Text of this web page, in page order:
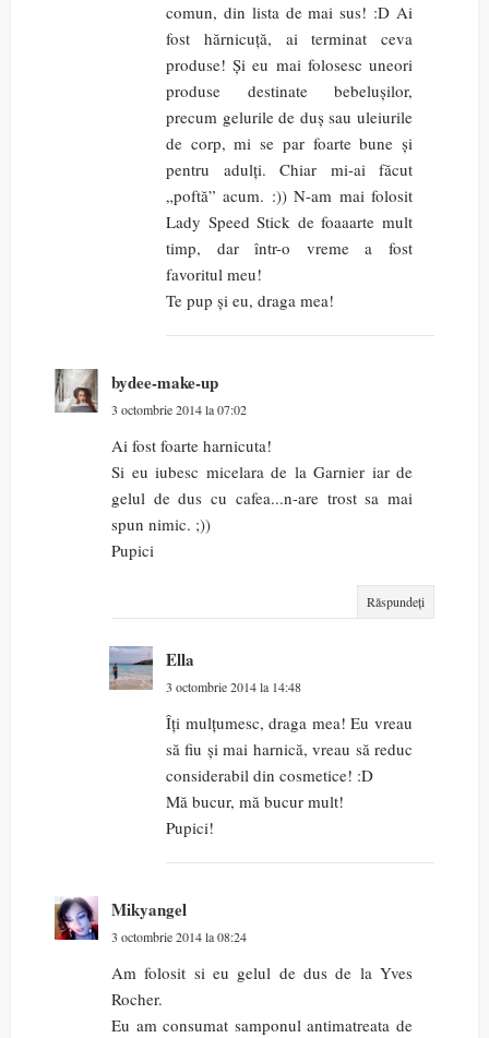
comun, din lista de mai sus! :D Ai
fost hărnicuță, ai terminat ceva
produse! Și eu mai folosesc uneori
produse destinate bebelușilor,
precum gelurile de duș sau uleiurile
de corp, mi se par foarte bune și
pentru adulți. Chiar mi-ai făcut
„poftă” acum. :)) N-am mai folosit
Lady Speed Stick de foaaarte mult
timp, dar într-o vreme a fost
favoritul meu!
Te pup și eu, draga mea!
bydee-make-up
3 octombrie 2014 la 07:02
Ai fost foarte harnicuta!
Si eu iubesc micelara de la Garnier iar de
gelul de dus cu cafea...n-are trost sa mai
spun nimic. ;))
Pupici
Răspundeți
Ella
3 octombrie 2014 la 14:48
Îți mulțumesc, draga mea! Eu vreau
să fiu și mai harnică, vreau să reduc
considerabil din cosmetice! :D
Mă bucur, mă bucur mult!
Pupici!
Mikyangel
3 octombrie 2014 la 08:24
Am folosit si eu gelul de dus de la Yves
Rocher.
Eu am consumat samponul antimatreata de